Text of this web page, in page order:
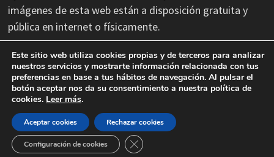
imágenes de esta web están a disposición gratuita y
pública en internet o físicamente.
No nos hacemos responsables de las erratas
tipográficas, así como cambios de última hora que se
produzcan en la información facilitada por terceros.
Copyright © 2026 Cadena Silva.
Este sitio web utiliza cookies propias y de terceros para analizar
nuestros servicios y mostrarte información relacionada con tus
preferencias en base a tus hábitos de navegación. Al pulsar el
botón aceptar nos da su consentimiento a nuestra política de
cookies. Leer más.
Aceptar cookies Rechazar cookies
Configuración de cookies CERRAR EL BANNER DE